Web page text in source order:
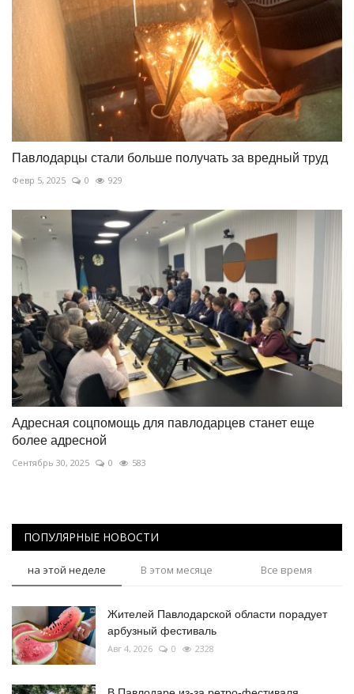
Павлодарцы стали больше получать за вредный труд
Февр 5, 2025 0 929
Адресная соцпомощь для павлодарцев станет еще
более адресной
Сентябрь 30, 2025 0 583
ПОПУЛЯРНЫЕ НОВОСТИ
на этой неделе В этом месяце Все время
Жителей Павлодарской области порадует
арбузный фестиваль
Авг 4, 2026 0 2328